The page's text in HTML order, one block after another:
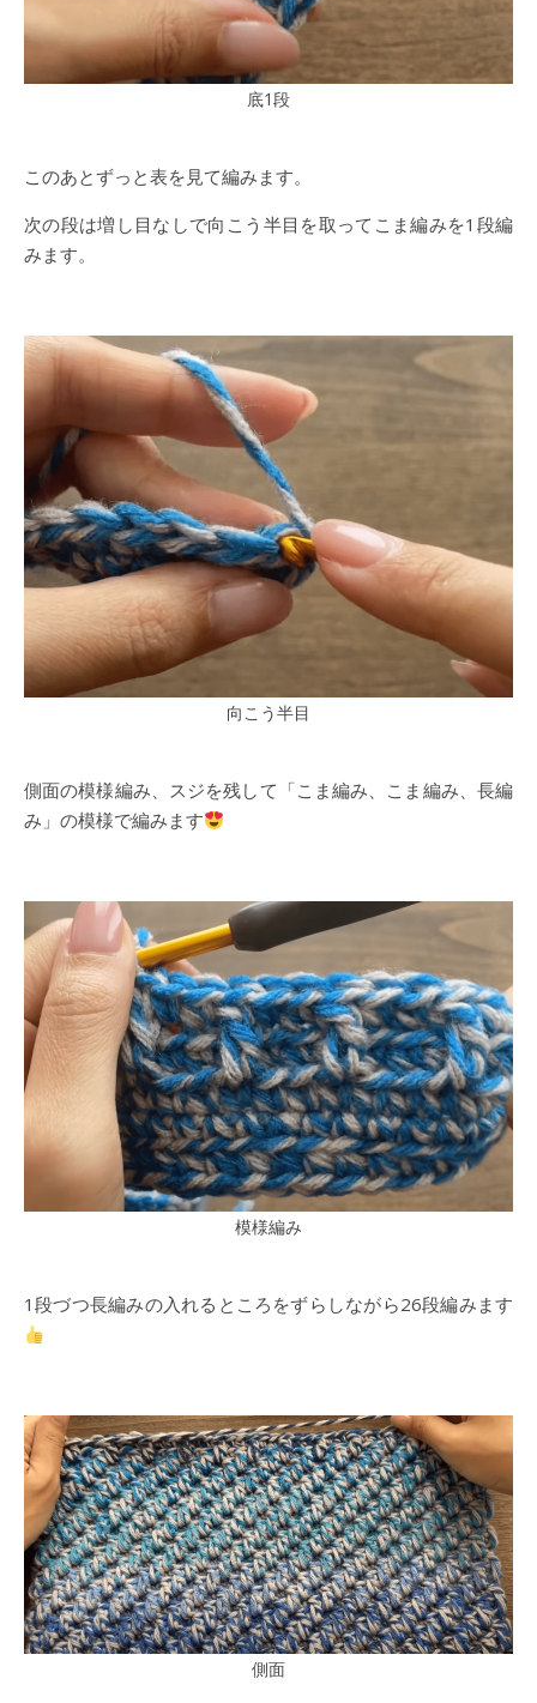
底1段
このあとずっと表を見て編みます。
次の段は増し目なしで向こう半目を取ってこま編みを1段編
みます。
向こう半目
側面の模様編み、スジを残して「こま編み、こま編み、長編
み」の模様で編みます
模様編み
1段づつ長編みの入れるところをずらしながら26段編みます
側面